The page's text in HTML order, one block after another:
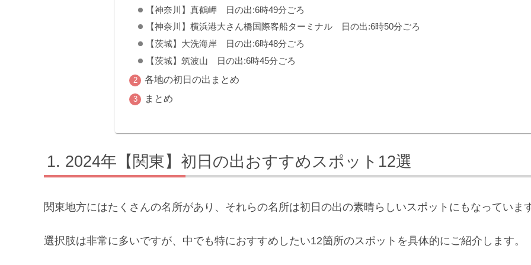
【神奈川】真鶴岬 日の出:6時49分ごろ
【神奈川】横浜港大さん橋国際客船ターミナル 日の出:6時50分ごろ
【茨城】大洗海岸 日の出:6時48分ごろ
【茨城】筑波山 日の出:6時45分ごろ
各地の初日の出まとめ
まとめ
2024年【関東】初日の出おすすめスポット12選
関東地方にはたくさんの名所があり、それらの名所は初日の出の素晴らしいスポットにもなっていま
選択肢は非常に多いですが、中でも特におすすめしたい12箇所のスポットを具体的にご紹介します。